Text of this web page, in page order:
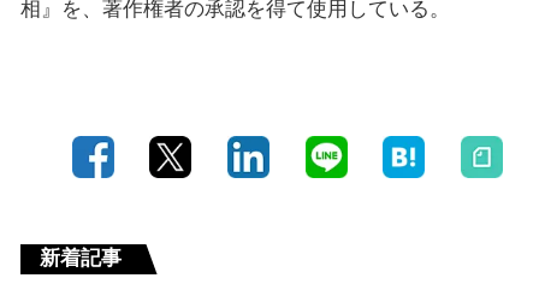
相』を、著作権者の承認を得て使用している。
新着記事